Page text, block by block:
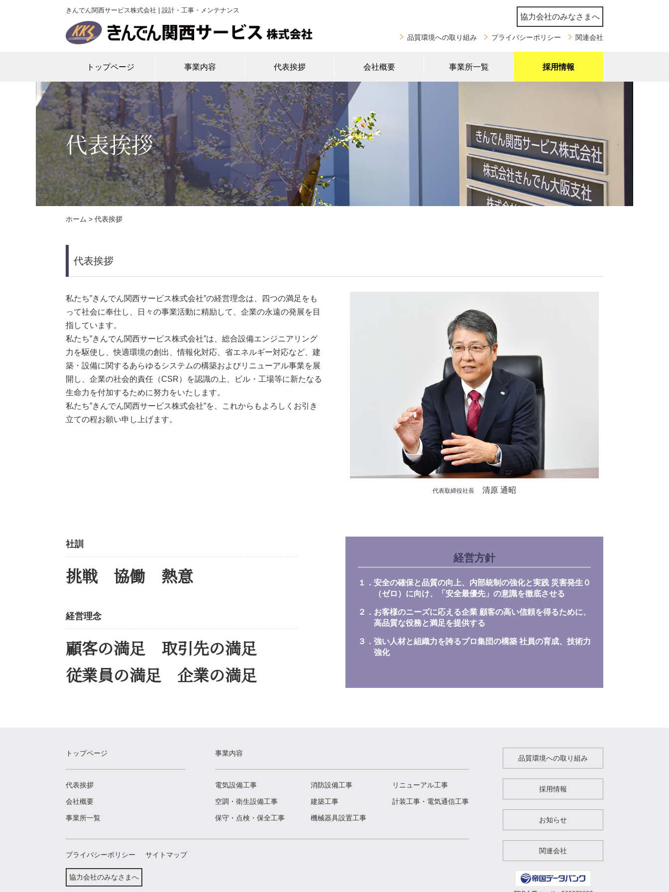
きんでん関西サービス株式会社 | 設計・工事・メンテナンス
協力会社のみなさまへ
品質環境への取り組み プライバシーポリシー 関連会社
トップページ 事業内容 代表挨拶 会社概要 事業所一覧 採用情報
代表挨拶
ホーム > 代表挨拶
代表挨拶
私たち”きんでん関西サービス株式会社”の経営理念は、四つの満足をも
って社会に奉仕し、日々の事業活動に精励して、企業の永遠の発展を目
指しています。
私たち”きんでん関西サービス株式会社”は、総合設備エンジニアリング
力を駆使し、快適環境の創出、情報化対応、省エネルギー対応など、建
築・設備に関するあらゆるシステムの構築およびリニューアル事業を展
開し、企業の社会的責任（CSR）を認識の上、ビル・工場等に新たなる
生命力を付加するために努力をいたします。
私たち”きんでん関西サービス株式会社”を、これからもよろしくお引き
立ての程お願い申し上げます。
代表取締役社長清原 通昭
社訓
挑戦 協働 熱意
経営理念
顧客の満足 取引先の満足
従業員の満足 企業の満足
経営方針
１．安全の確保と品質の向上、内部統制の強化と実践 災害発生０
（ゼロ）に向け、「安全最優先」の意識を徹底させる
２．お客様のニーズに応える企業 顧客の高い信頼を得るために、
高品質な役務と満足を提供する
３．強い人材と組織力を誇るプロ集団の構築 社員の育成、技術力
強化
トップページ
代表挨拶
会社概要
事業所一覧
事業内容
電気設備工事
空調・衛生設備工事
保守・点検・保全工事
消防設備工事
建築工事
機械器具設置工事
リニューアル工事
計装工事・電気通信工事
プライバシーポリシー サイトマップ
協力会社のみなさまへ
品質環境への取り組み
採用情報
お知らせ
関連会社